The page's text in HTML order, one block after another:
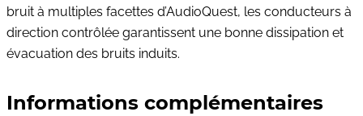
bruit à multiples facettes d’AudioQuest, les conducteurs à
direction contrôlée garantissent une bonne dissipation et
évacuation des bruits induits.
Informations complémentaires